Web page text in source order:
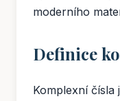
moderního
Definice
Komplexní čísla